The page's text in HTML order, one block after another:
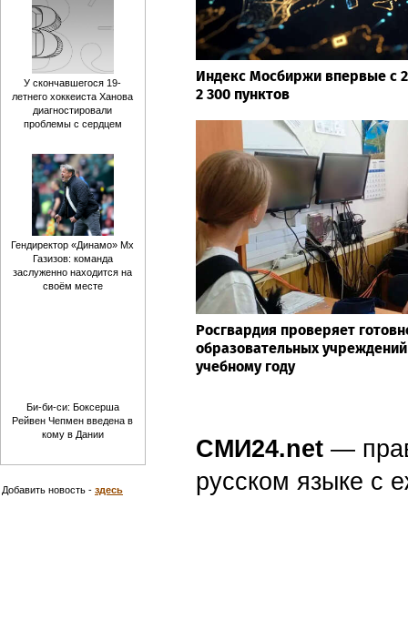
Индекс Мосбиржи впервые с
2 300 пунктов
Росгвардия проверяет
образовательных
учебному году
СМИ24.net —
русском языке с
У скончавшегося 19-
летнего хоккеиста Ханова
диагностировали
проблемы с сердцем
Гендиректор «Динамо» Мх
Газизов: команда
заслуженно находится на
своём месте
Би-би-си: Боксерша
Рейвен Чепмен введена в
кому в Дании
Добавить новость - здесь